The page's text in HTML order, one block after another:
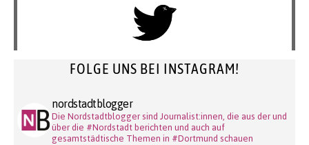
FOLGE UNS BEI INSTAGRAM!
nordstadtblogger
Die Nordstadtblogger sind Journalist:innen, die aus der und
über die #Nordstadt berichten und auch auf
gesamtstädtische Themen in #Dortmund schauen